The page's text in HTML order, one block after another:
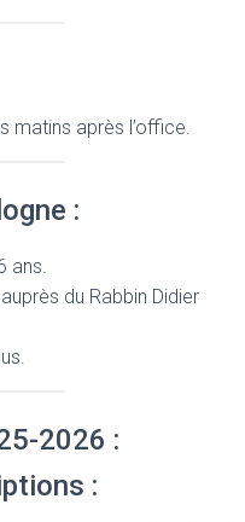
matins après l’office.
:
ans.
du Rabbin Didier
2026 :
: